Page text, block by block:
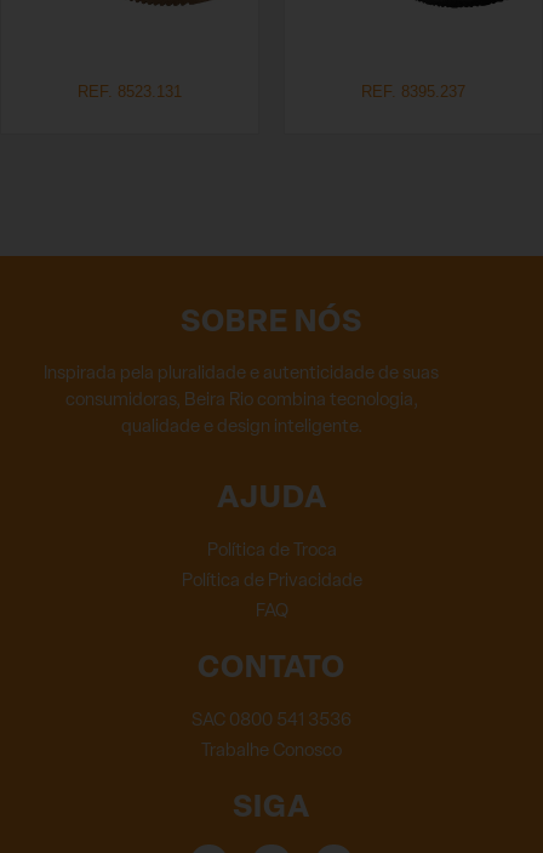
REF. 8523.131 REF. 8395.237
SOBRE NÓS
Inspirada pela pluralidade e autenticidade de suas
consumidoras, Beira Rio combina tecnologia,
qualidade e design inteligente.
AJUDA
Política de Troca
Política de Privacidade
FAQ
CONTATO
SAC 0800 541 3536
Trabalhe Conosco
SIGA